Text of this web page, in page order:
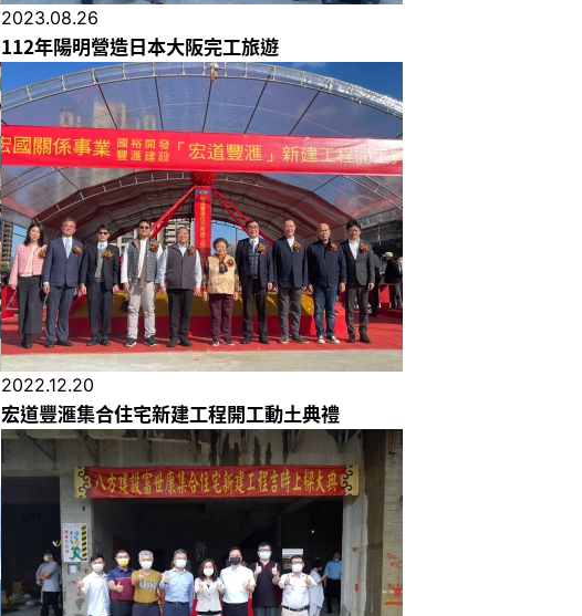
2023.08.26
112年陽明營造日本大阪完工旅遊
2022.12.20
宏道豐滙集合住宅新建工程開工動土典禮